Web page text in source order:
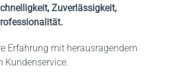
Zuverlässigkeit,
Erfahrung mit herausragendem
Kundenservice.